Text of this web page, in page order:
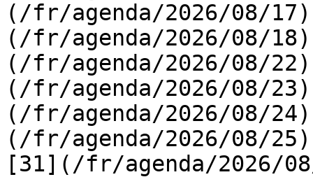
(/fr/agenda/2026/08/
(/fr/agenda/2026/08/
(/fr/agenda/2026/08/
(/fr/agenda/2026/08/
(/fr/agenda/2026/08/
(/fr/agenda/2026/08/
[31](/fr/agenda/